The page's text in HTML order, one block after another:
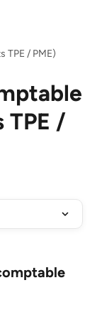
TPE / PME)
TPE /